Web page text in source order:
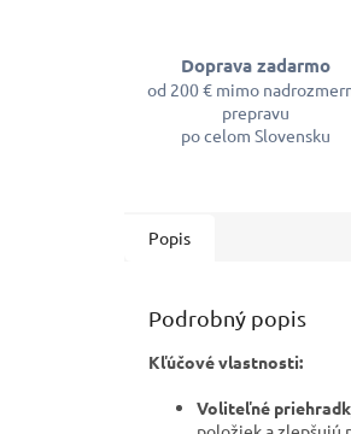
Doprava zadarmo
od 200 € mimo
prepravu
po celom Slovensku
Popis
Podrobný popis
Kľúčové vlastnosti:
Voliteľné